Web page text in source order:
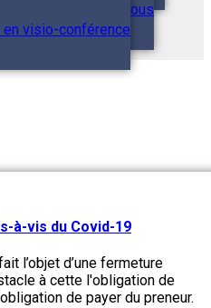
un rendez-vous
en visio-conférence
à-vis du Covid-19
l’objet d’une fermeture
à cette l'obligation de
de payer du preneur.